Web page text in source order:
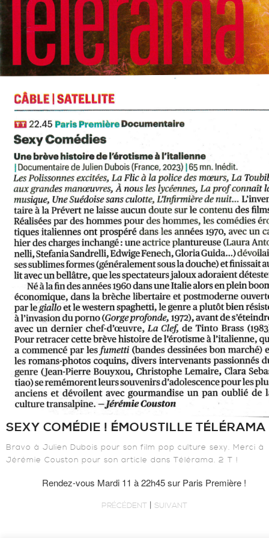
SEXY COMÉDIE ! ÉMOUSTILLE TÉLÉRAMA
Bravo à Julien Dubois pour son film pop culture sexy. Merci à
Jérémie Couston pour son article dans Télérama. 2 T !
Rendez-vous Mardi 11 à 22h45 sur Paris Première !
PRÉCÉDENT | SUIVANT